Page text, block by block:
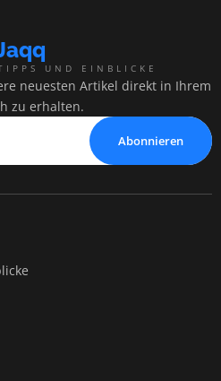
UND EINBLICKE
neuesten Artikel direkt in Ihrem
zu erhalten.
Abonnieren